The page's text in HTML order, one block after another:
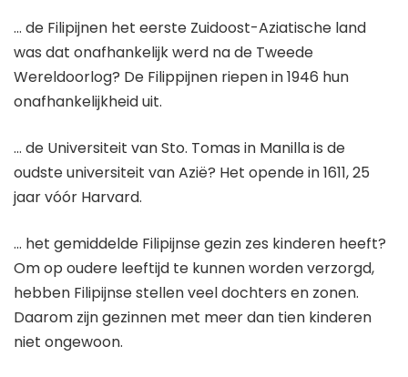
… de Filipijnen het eerste Zuidoost-Aziatische land
was dat onafhankelijk werd na de Tweede
Wereldoorlog? De Filippijnen riepen in 1946 hun
onafhankelijkheid uit.
… de Universiteit van Sto. Tomas in Manilla is de
oudste universiteit van Azië? Het opende in 1611, 25
jaar vóór Harvard.
… het gemiddelde Filipijnse gezin zes kinderen heeft?
Om op oudere leeftijd te kunnen worden verzorgd,
hebben Filipijnse stellen veel dochters en zonen.
Daarom zijn gezinnen met meer dan tien kinderen
niet ongewoon.